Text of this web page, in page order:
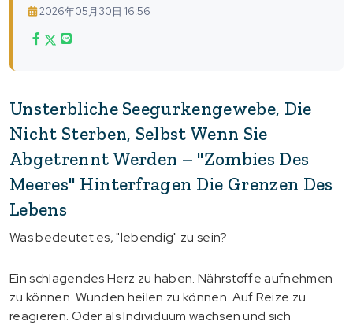
2026年05月30日 16:56
Unsterbliche Seegurkengewebe, Die
Nicht Sterben, Selbst Wenn Sie
Abgetrennt Werden – "Zombies Des
Meeres" Hinterfragen Die Grenzen Des
Lebens
Was bedeutet es, "lebendig" zu sein?
Ein schlagendes Herz zu haben. Nährstoffe aufnehmen
zu können. Wunden heilen zu können. Auf Reize zu
reagieren. Oder als Individuum wachsen und sich